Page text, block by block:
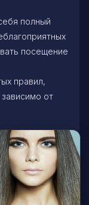
полный
посещение
правил,
от